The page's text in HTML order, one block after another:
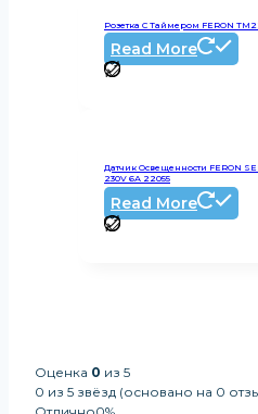
Розетка С Таймером FERON
Read More
Датчик Освещенности FERON
230V 6А 22055
Read More
Оценка 0 из 5
0 из 5 звёзд (основано на 0